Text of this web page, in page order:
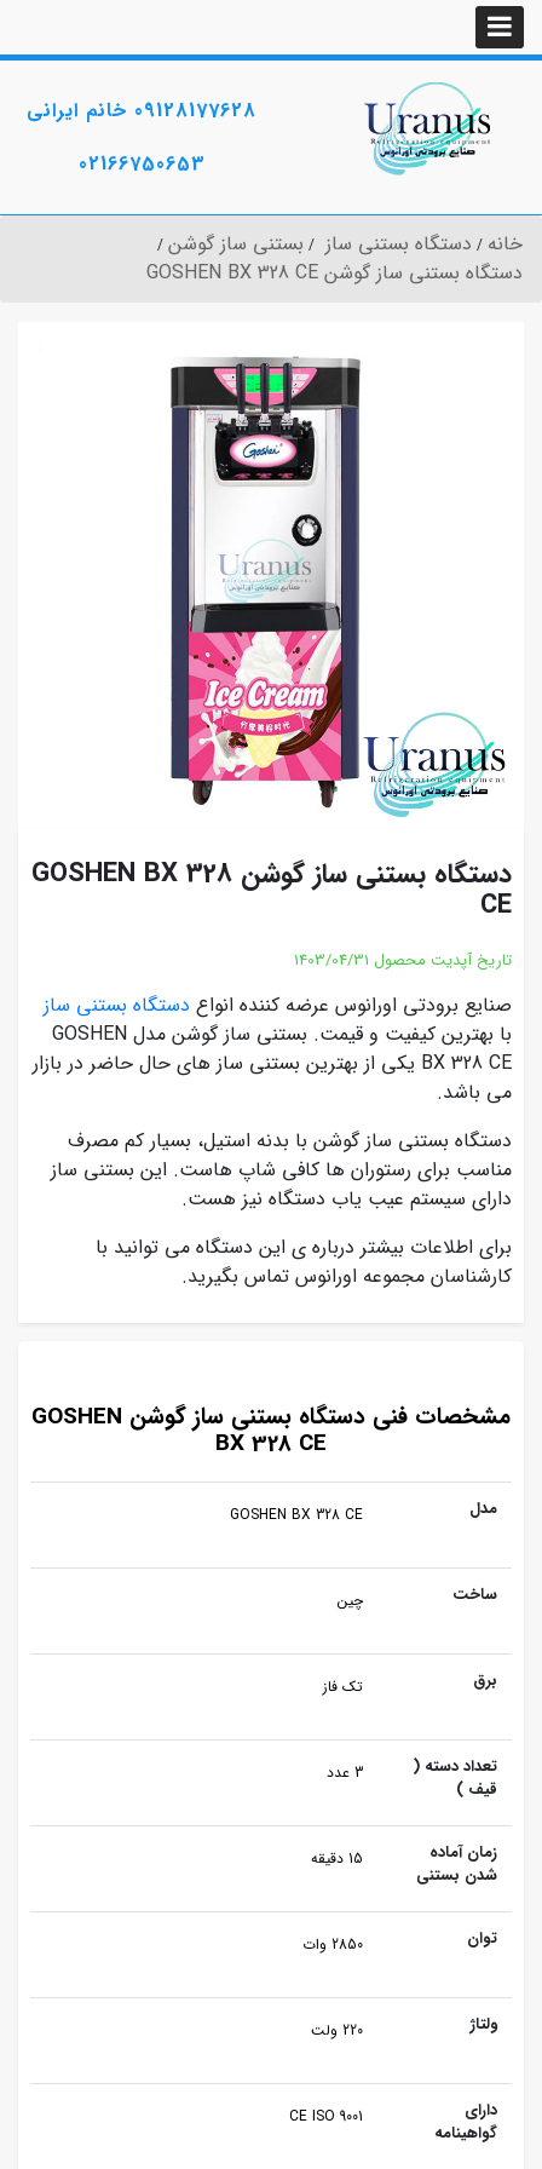
09128177628 خانم ایرانی
02166750653
خانه دستگاه بستنی ساز
بستنی ساز گوشن
دستگاه بستنی ساز گوشن GOSHEN BX 328 CE
دستگاه بستنی ساز گوشن GOSHEN BX 328
CE
تاریخ آپدیت محصول 1403/04/31
صنایع برودتی اورانوس عرضه کننده انواع دستگاه بستنی ساز
با بهترین کیفیت و قیمت. بستنی ساز گوشن مدل GOSHEN
BX 328 CE یکی از بهترین بستنی ساز های حال حاضر در بازار
می باشد.
دستگاه بستنی ساز گوشن با بدنه استیل، بسیار کم مصرف
مناسب برای رستوران ها کافی شاپ هاست. این بستنی ساز
دارای سیستم عیب یاب دستگاه نیز هست.
برای اطلاعات بیشتر درباره ی این دستگاه می توانید با
کارشناسان مجموعه اورانوس تماس بگیرید.
مشخصات فنی دستگاه بستنی ساز گوشن GOSHEN
BX 328 CE
مدل GOSHEN BX 328 CE
ساخت چین
برق تک فاز
تعداد دسته (
قیف )
3 عدد
زمان آماده
شدن بستنی
15 دقیقه
توان 2850 وات
ولتاژ 220 ولت
دارای
گواهینامه
CE ISO 9001